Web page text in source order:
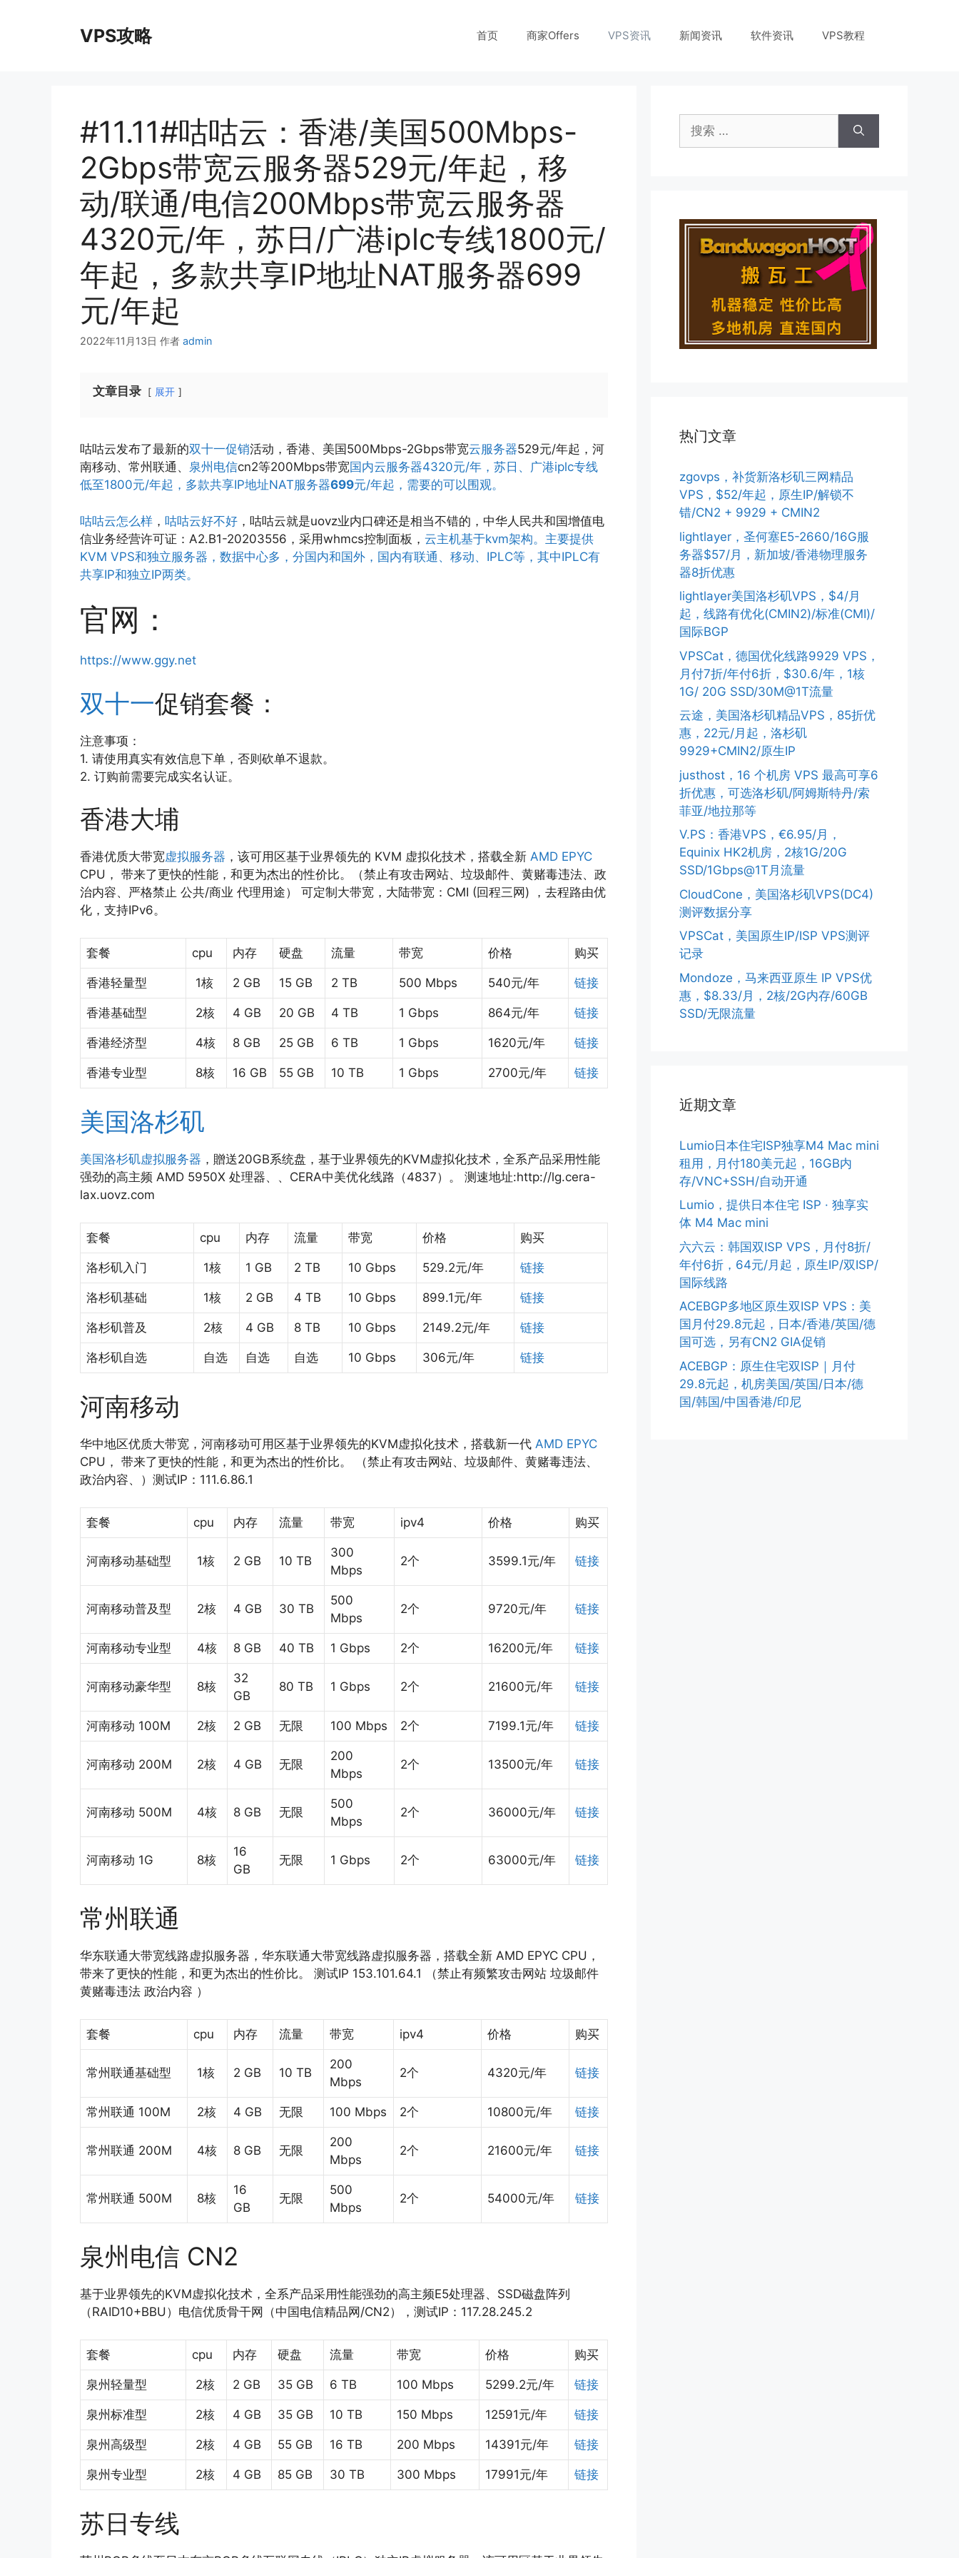
VPS攻略 首页 商家Offers VPS资讯 新闻资讯 软件资讯 VPS教程
#11.11#咕咕云：香港/美国500Mbps-
2Gbps带宽云服务器529元/年起，移
动/联通/电信200Mbps带宽云服务器
4320元/年，苏日/广港iplc专线1800元/
年起，多款共享IP地址NAT服务器699
元/年起
2022年11月13日 作者 admin
文章目录 展开
咕咕云发布了最新的双十一促销活动，香港、美国500Mbps-2Gbps带宽云服务器529元/年起，河
南移动、常州联通、 泉州电信cn2等200Mbps带宽国内云服务器4320元/年，苏日、广港iplc专线
低至1800元/年起，多款共享IP地址NAT服务器699元/年起，需要的可以围观。
咕咕云怎么样 ， 咕咕云好不好 ， 咕咕云就是uovz业内口碑还是相当不错的，中华人民共和国增值电
信业务经营许可证：A2.B1-20203556，采用whmcs控制面板， 云主机基于kvm架构。主要提供
KVM VPS和独立服务器，数据中心多，分国内和国外，国内有联通、移动、IPLC等，其中IPLC有
共享IP和独立IP两类。
官网：
https://www.ggy.net
双十一促销套餐：
注意事项：
1. 请使用真实有效信息下单，否则砍单不退款。
2. 订购前需要完成实名认证。
香港大埔
香港优质大带宽虚拟服务器 ，该可用区基于业界领先的 KVM 虚拟化技术，搭载全新 AMD EPYC
CPU， 带来了更快的性能，和更为杰出的性价比。（禁止有攻击网站、垃圾邮件、黄赌毒违法、政
治内容、严格禁止 公共/商业 代理用途） 可定制大带宽，大陆带宽：CMI (回程三网) ，去程路由优
化，支持IPv6。
套餐 cpu 内存 硬盘 流量 带宽 价格 购买
香港轻量型 1核 2 GB 15 GB 2 TB 500 Mbps 540元/年 链接
香港基础型 2核 4 GB 20 GB 4 TB 1 Gbps 864元/年 链接
香港经济型 4核 8 GB 25 GB 6 TB 1 Gbps 1620元/年 链接
香港专业型 8核 16 GB 55 GB 10 TB 1 Gbps 2700元/年 链接
美国洛杉矶
美国洛杉矶虚拟服务器 ，贈送20GB系统盘，基于业界领先的KVM虚拟化技术，全系产品采用性能
强劲的高主频 AMD 5950X 处理器、、CERA中美优化线路（4837）。 测速地址:http://lg.cera-
lax.uovz.com
套餐 cpu 内存 流量 带宽 价格 购买
洛杉矶入门 1核 1 GB 2 TB 10 Gbps 529.2元/年 链接
洛杉矶基础 1核 2 GB 4 TB 10 Gbps 899.1元/年 链接
洛杉矶普及 2核 4 GB 8 TB 10 Gbps 2149.2元/年 链接
洛杉矶自选 自选 自选 自选 10 Gbps 306元/年 链接
河南移动
华中地区优质大带宽，河南移动可用区基于业界领先的KVM虚拟化技术，搭载新一代 AMD EPYC
CPU， 带来了更快的性能，和更为杰出的性价比。 （禁止有攻击网站、垃圾邮件、黄赌毒违法、
政治内容、）测试IP：111.6.86.1
套餐 cpu 内存 流量 带宽 ipv4 价格 购买
河南移动基础型 1核 2 GB 10 TB
300
Mbps
2个 3599.1元/年 链接
河南移动普及型 2核 4 GB 30 TB
500
Mbps
2个 9720元/年 链接
河南移动专业型 4核 8 GB 40 TB 1 Gbps 2个 16200元/年 链接
河南移动豪华型 8核
32
GB
80 TB 1 Gbps 2个 21600元/年 链接
河南移动 100M 2核 2 GB 无限 100 Mbps 2个 7199.1元/年 链接
河南移动 200M 2核 4 GB 无限
200
Mbps
2个 13500元/年 链接
河南移动 500M 4核 8 GB 无限
500
Mbps
2个 36000元/年 链接
河南移动 1G 8核
16
GB
无限 1 Gbps 2个 63000元/年 链接
常州联通
华东联通大带宽线路虚拟服务器，华东联通大带宽线路虚拟服务器，搭载全新 AMD EPYC CPU，
带来了更快的性能，和更为杰出的性价比。 测试IP 153.101.64.1 （禁止有频繁攻击网站 垃圾邮件
黄赌毒违法 政治内容 ）
套餐 cpu 内存 流量 带宽 ipv4 价格 购买
常州联通基础型 1核 2 GB 10 TB
200
Mbps
2个 4320元/年 链接
常州联通 100M 2核 4 GB 无限 100 Mbps 2个 10800元/年 链接
常州联通 200M 4核 8 GB 无限
200
Mbps
2个 21600元/年 链接
常州联通 500M 8核
16
GB
无限
500
Mbps
2个 54000元/年 链接
泉州电信 CN2
基于业界领先的KVM虚拟化技术，全系产品采用性能强劲的高主频E5处理器、SSD磁盘阵列
（RAID10+BBU）电信优质骨干网（中国电信精品网/CN2），测试IP：117.28.245.2
套餐 cpu 内存 硬盘 流量 带宽 价格 购买
泉州轻量型 2核 2 GB 35 GB 6 TB 100 Mbps 5299.2元/年 链接
泉州标准型 2核 4 GB 35 GB 10 TB 150 Mbps 12591元/年 链接
泉州高级型 2核 4 GB 55 GB 16 TB 200 Mbps 14391元/年 链接
泉州专业型 2核 4 GB 85 GB 30 TB 300 Mbps 17991元/年 链接
苏日专线
索：
热门文章
zgovps，补货新洛杉矶三网精品
VPS，$52/年起，原生IP/解锁不
错/CN2 + 9929 + CMIN2
lightlayer，圣何塞E5-2660/16G服
务器$57/月，新加坡/香港物理服务
器8折优惠
lightlayer美国洛杉矶VPS，$4/月
起，线路有优化(CMIN2)/标准(CMI)/
国际BGP
VPSCat，德国优化线路9929 VPS，
月付7折/年付6折，$30.6/年，1核
1G/ 20G SSD/30M@1T流量
云途，美国洛杉矶精品VPS，85折优
惠，22元/月起，洛杉矶
9929+CMIN2/原生IP
justhost，16 个机房 VPS 最高可享6
折优惠，可选洛杉矶/阿姆斯特丹/索
菲亚/地拉那等
V.PS：香港VPS，€6.95/月，
Equinix HK2机房，2核1G/20G
SSD/1Gbps@1T月流量
CloudCone，美国洛杉矶VPS(DC4)
测评数据分享
VPSCat，美国原生IP/ISP VPS测评
记录
Mondoze，马来西亚原生 IP VPS优
惠，$8.33/月，2核/2G内存/60GB
SSD/无限流量
近期文章
Lumio日本住宅ISP独享M4 Mac mini
租用，月付180美元起，16GB内
存/VNC+SSH/自动开通
Lumio，提供日本住宅 ISP · 独享实
体 M4 Mac mini
六六云：韩国双ISP VPS，月付8折/
年付6折，64元/月起，原生IP/双ISP/
国际线路
ACEBGP多地区原生双ISP VPS：美
国月付29.8元起，日本/香港/英国/德
国可选，另有CN2 GIA促销
ACEBGP：原生住宅双ISP｜月付
29.8元起，机房美国/英国/日本/德
国/韩国/中国香港/印尼